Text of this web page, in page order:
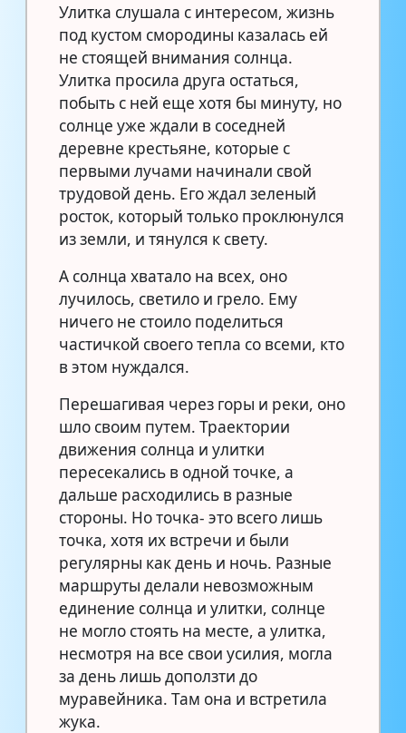
Улитка слушала с интересом, жизнь
под кустом смородины казалась ей
не стоящей внимания солнца.
Улитка просила друга остаться,
побыть с ней еще хотя бы минуту, но
солнце уже ждали в соседней
деревне крестьяне, которые с
первыми лучами начинали свой
трудовой день. Его ждал зеленый
росток, который только проклюнулся
из земли, и тянулся к свету.
А солнца хватало на всех, оно
лучилось, светило и грело. Ему
ничего не стоило поделиться
частичкой своего тепла со всеми, кто
в этом нуждался.
Перешагивая через горы и реки, оно
шло своим путем. Траектории
движения солнца и улитки
пересекались в одной точке, а
дальше расходились в разные
стороны. Но точка- это всего лишь
точка, хотя их встречи и были
регулярны как день и ночь. Разные
маршруты делали невозможным
единение солнца и улитки, солнце
не могло стоять на месте, а улитка,
несмотря на все свои усилия, могла
за день лишь доползти до
муравейника. Там она и встретила
жука.